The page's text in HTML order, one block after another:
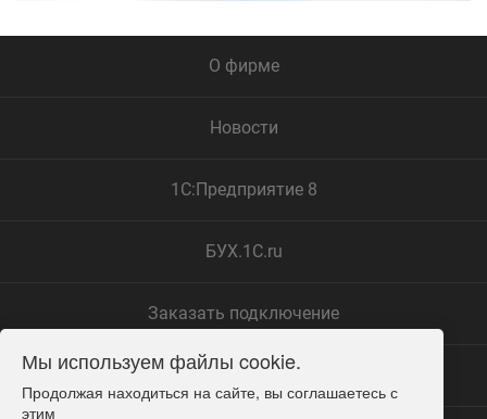
Мы используем файлы cookie.
Продолжая находиться на сайте, вы соглашаетесь с
этим
О фирме
Новости
1С:Предприятие 8
БУХ.1С.ru
Заказать подключение
Замечания по сайту